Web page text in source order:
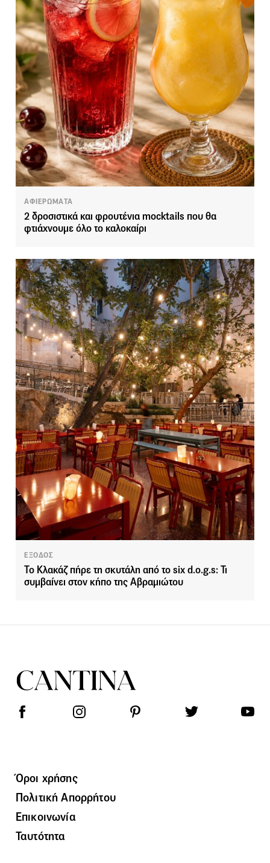
ΑΦΙΕΡΩΜΑΤΑ
2 δροσιστικά και φρουτένια mocktails που θα
φτιάχνουμε όλο το καλοκαίρι
ΕΞΟΔΟΣ
Το Κλακάζ πήρε τη σκυτάλη από το six d.o.g.s: Τι
συμβαίνει στον κήπο της Αβραμιώτου
Όροι χρήσης
Πολιτική Απορρήτου
Επικοινωνία
Ταυτότητα